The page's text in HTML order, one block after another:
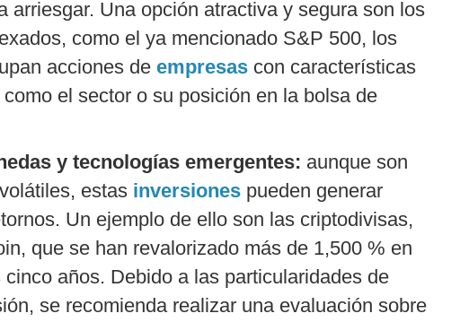
arriesgar. Una opción atractiva y segura son los
como el ya mencionado S&P 500, los
acciones de empresas con características
el sector o su posición en la bolsa de
y tecnologías emergentes: aunque son
estas inversiones pueden generar
Un ejemplo de ello son las criptodivisas,
que se han revalorizado más de 1,500 % en
cinco años. Debido a las particularidades de
se recomienda realizar una evaluación sobre